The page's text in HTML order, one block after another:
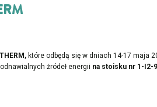
które odbędą się w dniach 14-17 maja
źródeł energii na stoisku nr 1-I2-